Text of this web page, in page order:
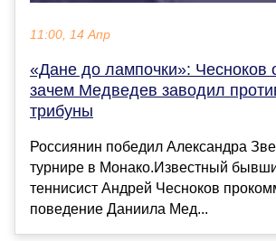
11:00, 14 Апр
«Дане до лампочки»: Чесноков
зачем Медведев заводил
трибуны
Россиянин победил Александра
турнире в Монако.Известный
теннисист Андрей Чесноков
поведение Даниила Мед...